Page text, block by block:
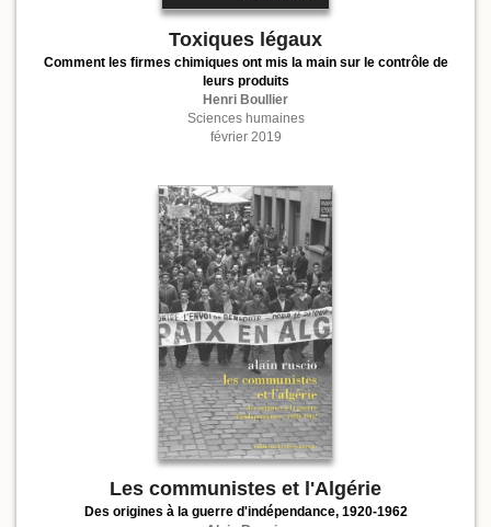
Toxiques légaux
Comment les firmes chimiques ont mis la main sur le contrôle de
leurs produits
Henri Boullier
Sciences humaines
février 2019
Les communistes et l'Algérie
Des origines à la guerre d'indépendance, 1920-1962